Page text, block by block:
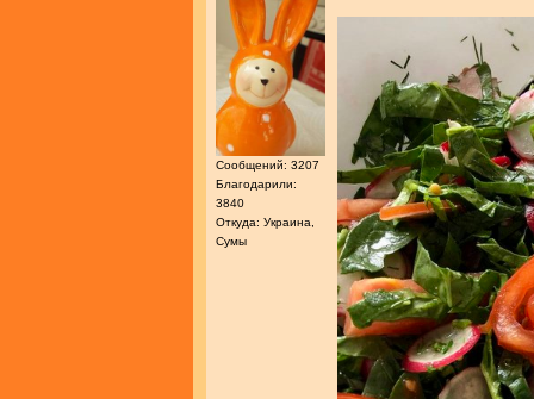
Сообщений: 3207
Благодарили:
3840
Откуда: Украина,
Сумы